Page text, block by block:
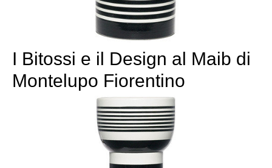
I Bitossi e il Design al Maib di
Montelupo Fiorentino